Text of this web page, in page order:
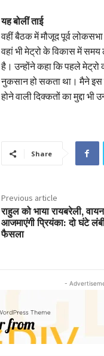
यह बोलीं ताई
वहीं बैठक में मौजूद पूर्व
वहां भी मेट्रो के विकास में
है। उन्होंने कहा कि पहले मेट्रो
नुकसान हो सकता था। मैने इस
होने वाली दिक्कतों का मुद्दा भी
Share
Previous article
राहुल को भाया रायबरेली,
आजमाएंगी प्रियंका: दो घंटे
फैसला
-